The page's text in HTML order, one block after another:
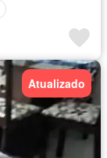
Atualizado